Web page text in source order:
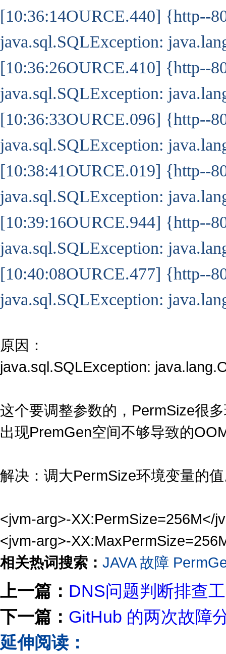
[10:36:14OURCE.440] {http--
java.sql.SQLException:
[10:36:26OURCE.410] {http--
java.sql.SQLException:
[10:36:33OURCE.096] {http--
java.sql.SQLException:
[10:38:41OURCE.019] {http--
java.sql.SQLException:
[10:39:16OURCE.944] {http--
java.sql.SQLException:
[10:40:08OURCE.477] {http--
java.sql.SQLException:
原因：
java.sql.SQLException:
这个要调整参数的，PermSize很
出现PremGen空间不够导致的
解决：调大PermSize环境变量的
<jvm-arg>-XX:PermSize=256M</
<jvm-arg>-
相关热词搜索： JAVA 故障
上一篇： DNS问题判断排查
下一篇： GitHub 的两次故障
延伸阅读：